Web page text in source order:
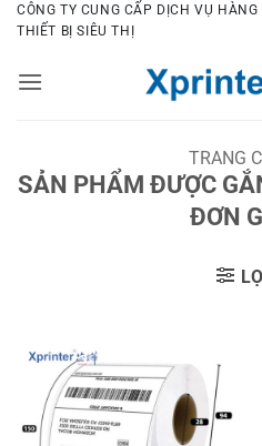
Bỏ
qua
dung
CÔNG TY CUNG CẤP DỊCH VỤ
THIẾT BỊ SIÊU THỊ
TRANG
SẢN PHẨM ĐƯỢC
ĐƠN